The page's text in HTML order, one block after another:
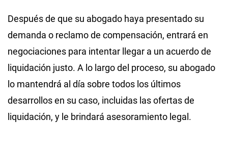
Después de que su abogado haya presentado su
demanda o reclamo de compensación, entrará en
negociaciones para intentar llegar a un acuerdo de
liquidación justo. A lo largo del proceso, su abogado
lo mantendrá al día sobre todos los últimos
desarrollos en su caso, incluidas las ofertas de
liquidación, y le brindará asesoramiento legal.